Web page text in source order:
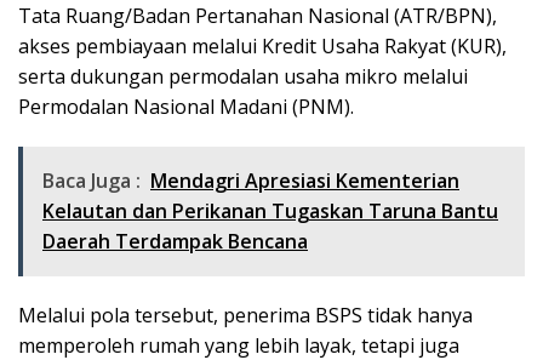
Tata Ruang/Badan Pertanahan Nasional (ATR/BPN),
akses pembiayaan melalui Kredit Usaha Rakyat (KUR),
serta dukungan permodalan usaha mikro melalui
Permodalan Nasional Madani (PNM).
Baca Juga : Mendagri Apresiasi Kementerian
Kelautan dan Perikanan Tugaskan Taruna Bantu
Daerah Terdampak Bencana
Melalui pola tersebut, penerima BSPS tidak hanya
memperoleh rumah yang lebih layak, tetapi juga